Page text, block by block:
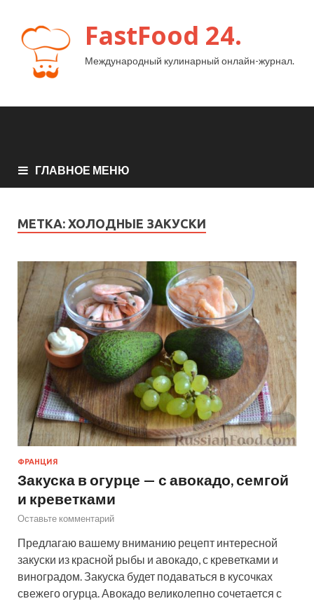
FastFood 24.
Международный кулинарный онлайн-журнал.
ГЛАВНОЕ МЕНЮ
МЕТКА: ХОЛОДНЫЕ ЗАКУСКИ
ФРАНЦИЯ
Закуска в огурце — с авокадо, семгой
и креветками
Оставьте комментарий
Предлагаю вашему вниманию рецепт интересной
закуски из красной рыбы и авокадо, с креветками и
виноградом. Закуска будет подаваться в кусочках
свежего огурца. Авокадо великолепно сочетается с